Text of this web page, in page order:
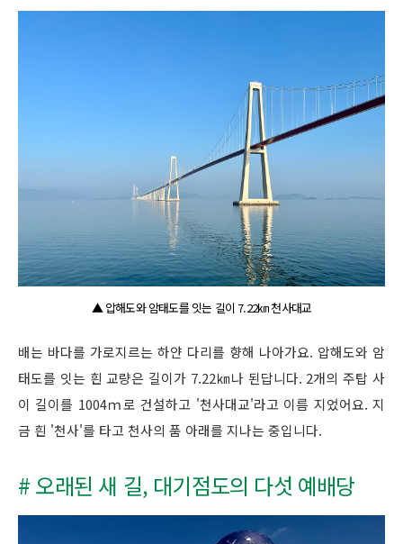
▲ 압해도와 암태도를 잇는 길이 7.22㎞ 천사대교
배는 바다를 가로지르는 하얀 다리를 향해 나아가요. 압해도와 암
태도를 잇는 흰 교량은 길이가 7.22㎞나 된답니다. 2개의 주탑 사
이 길이를 1004ｍ로 건설하고 '천사대교'라고 이름 지었어요. 지
금 흰 '천사'를 타고 천사의 품 아래를 지나는 중입니다.
# 오래된 새 길, 대기점도의 다섯 예배당